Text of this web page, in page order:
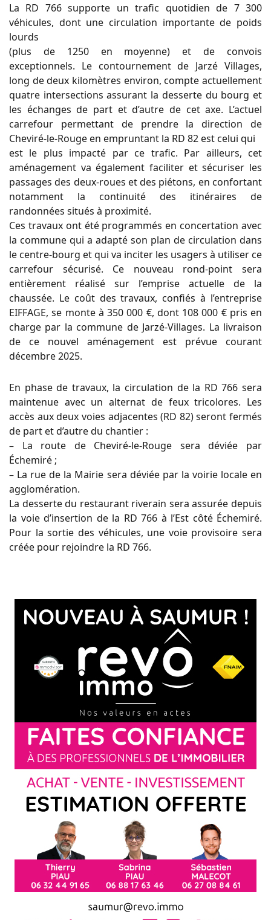
La RD 766 supporte un trafic quotidien de 7 300
véhicules, dont une circulation importante de poids
lourds
(plus de 1250 en moyenne) et de convois
exceptionnels. Le contournement de Jarzé Villages,
long de deux kilomètres environ, compte actuellement
quatre intersections assurant la desserte du bourg et
les échanges de part et d’autre de cet axe. L’actuel
carrefour permettant de prendre la direction de
Cheviré-le-Rouge en empruntant la RD 82 est celui qui
est le plus impacté par ce trafic. Par ailleurs, cet
aménagement va également faciliter et sécuriser les
passages des deux-roues et des piétons, en confortant
notamment la continuité des itinéraires de
randonnées situés à proximité.
Ces travaux ont été programmés en concertation avec
la commune qui a adapté son plan de circulation dans
le centre-bourg et qui va inciter les usagers à utiliser ce
carrefour sécurisé. Ce nouveau rond-point sera
entièrement réalisé sur l’emprise actuelle de la
chaussée. Le coût des travaux, confiés à l’entreprise
EIFFAGE, se monte à 350 000 €, dont 108 000 € pris en
charge par la commune de Jarzé-Villages. La livraison
de ce nouvel aménagement est prévue courant
décembre 2025.
En phase de travaux, la circulation de la RD 766 sera
maintenue avec un alternat de feux tricolores. Les
accès aux deux voies adjacentes (RD 82) seront fermés
de part et d’autre du chantier :
– La route de Cheviré-le-Rouge sera déviée par
Échemiré ;
– La rue de la Mairie sera déviée par la voirie locale en
agglomération.
La desserte du restaurant riverain sera assurée depuis
la voie d’insertion de la RD 766 à l’Est côté Échemiré.
Pour la sortie des véhicules, une voie provisoire sera
créée pour rejoindre la RD 766.